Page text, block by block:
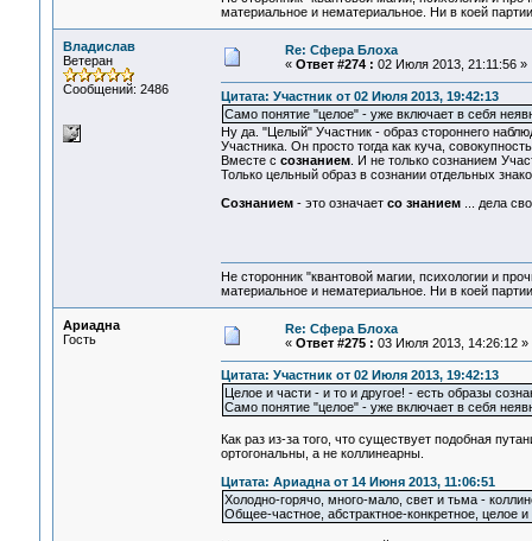
материальное и нематериальное. Ни в коей
Владислав
Ветеран
Сообщений: 2486
Re: Сфера Блоха
« Ответ #274 : 02 Июля 2013, 21:11:56 »
Цитата: Участник от 02 Июля 2013, 19:42:13
Само понятие "целое" - уже включает в себя
Ну да. "Целый" Участник - образ стороннего
Участника. Он просто тогда как куча,
Вместе с сознанием. И не только сознанием
Только цельный образ в сознании отдельных
Сознанием - это означает со знанием... дела
Не сторонник "квантовой магии, психологии и
материальное и нематериальное. Ни в коей
Ариадна
Гость
Re: Сфера Блоха
« Ответ #275 : 03 Июля 2013, 14:26:12 »
Цитата: Участник от 02 Июля 2013, 19:42:13
Целое и части - и то и другое! - есть образы
Само понятие "целое" - уже включает в себя
Как раз из-за того, что существует подобная
ортогональны, а не коллинеарны.
Цитата: Ариадна от 14 Июня 2013, 11:06:51
Холодно-горячо, много-мало, свет и тьма -
Общее-частное, абстрактное-конкретное, целое и